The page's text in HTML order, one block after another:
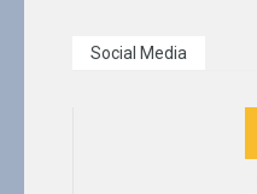
Social Media